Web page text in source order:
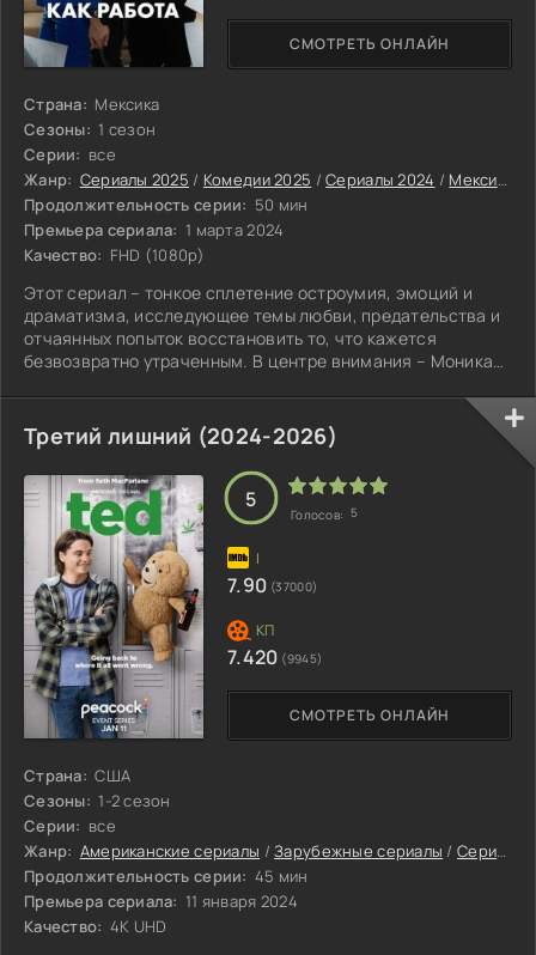
Страна: Мексика
Сезоны: 1 сезон
Серии: все
Жанр: Сериалы 2025 / Комедии 2025 /Сериалы 2024 / Мексиканские сериалы
Продолжительность серии: 50 мин
Премьера сериала: 1 марта 2024
Качество: FHD (1080p)
Этот сериал – тонкое сплетение остроумия, эмоций и
драматизма, исследующее темы любви, предательства и
отчаянных попыток восстановить то, что кажется
безвозвратно утраченным. В центре внимания – Моника
успешные адвокаты по бракоразводным процессам, чья
работа состоит в том, чтобы помогать другим парам
расставаться с достоинством, в то время как их
собственный брак балансирует на грани краха. Годы
совместной жизни оставили глубокие шрамы, и их
СМОТРЕТЬ ОНЛАЙН
Третий лишний (2024-2026)
Страна: США
Сезоны: 1-2 сезон
Серии: все
Жанр: Американские сериалы /Зарубежные сериалы /Сериалы с высоким рейтингом
Продолжительность серии: 45 мин
Премьера сериала: 11 января 2024
Качество: 4K UHD
СМОТРЕТЬ ОНЛАЙН
5
Голосов: 5
7.90 (37000)
7.420 (9945)